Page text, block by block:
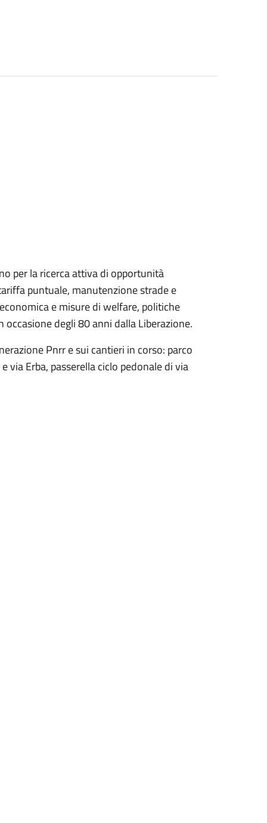
per la ricerca attiva di opportunità
puntuale, manutenzione strade e
e misure di welfare, politiche
degli 80 anni dalla Liberazione.
Pnrr e sui cantieri in corso: parco
via Erba, passerella ciclo pedonale di via